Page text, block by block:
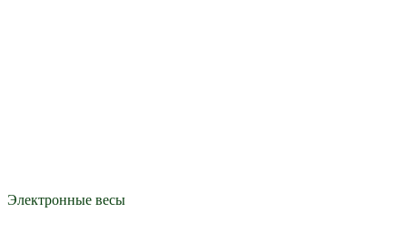
Электронные весы